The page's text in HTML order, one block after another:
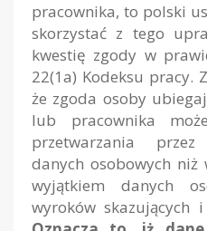
pracownika, to polski
skorzystać z tego
kwestię zgody w
22(1a) Kodeksu pracy.
że zgoda osoby
lub pracownika
przetwarzania
danych osobowych niż
wyjątkiem danych
wyroków skazujących